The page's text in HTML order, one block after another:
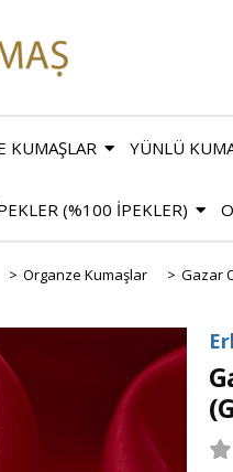
KUMAŞLAR YÜNLÜ
(%100 İPEKLER)
> Organze Kumaşlar > Gazar